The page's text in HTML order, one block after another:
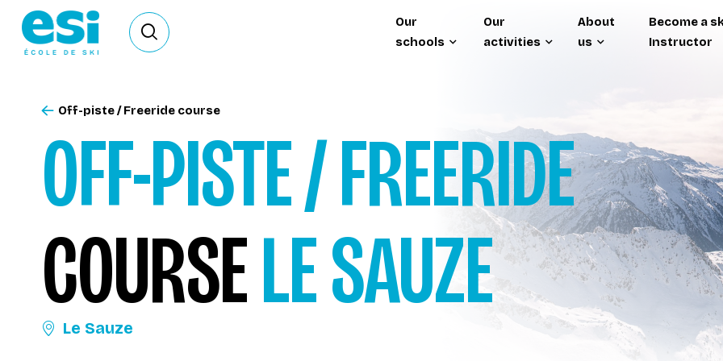
Ouvrir le formulaire de recherche
Our
schools
Our
activities
About
us
Become a
Instructor
OFF-PISTE / FREERIDE
COURSELE SAUZE
Le Sauze
Off-piste / Freeride course